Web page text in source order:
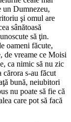
un Dumnezeu,
şi omul are
sânătoasă
să ţin.
oameni făcute,
de vreame ce Moisi
ca nimic să nu zic
s-au făcut
bună, neiubitori
nu poate să fie că
care pot să facă